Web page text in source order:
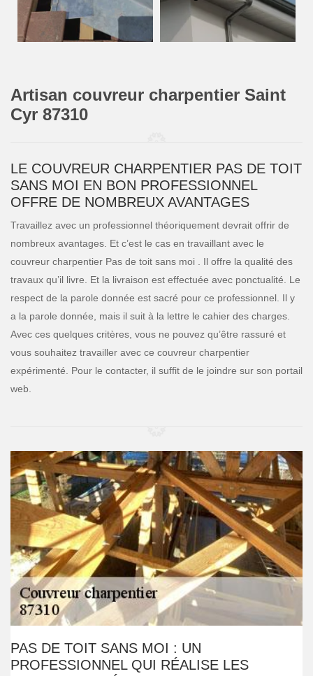
Artisan couvreur charpentier Saint
Cyr 87310
LE COUVREUR CHARPENTIER PAS DE TOIT
SANS MOI EN BON PROFESSIONNEL
OFFRE DE NOMBREUX AVANTAGES
Travaillez avec un professionnel théoriquement devrait offrir de
nombreux avantages. Et c’est le cas en travaillant avec le
couvreur charpentier Pas de toit sans moi . Il offre la qualité des
travaux qu’il livre. Et la livraison est effectuée avec ponctualité. Le
respect de la parole donnée est sacré pour ce professionnel. Il y
a la parole donnée, mais il suit à la lettre le cahier des charges.
Avec ces quelques critères, vous ne pouvez qu’être rassuré et
vous souhaitez travailler avec ce couvreur charpentier
expérimenté. Pour le contacter, il suffit de le joindre sur son portail
web.
PAS DE TOIT SANS MOI : UN
PROFESSIONNEL QUI RÉALISE LES